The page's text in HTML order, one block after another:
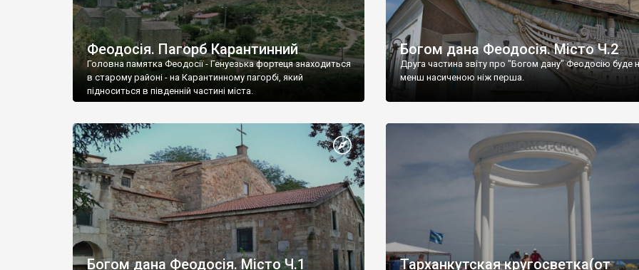
Феодосія. Пагорб Карантинний
Головна памятка Феодосії - Генуезька фортеця знаходиться
в старому районі - на Карантинному пагорбі, який
підноситься в південній частині міста.
Богом дана Феодосія. Місто Ч.2
Друга частина звіту про "Богом дану" Феодосію буде
менш насиченою ніж перша.
Богом дана Феодосія. Місто Ч.1
Тарханкутская кругосветка(от